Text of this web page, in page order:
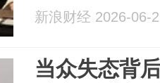
新浪财经 2026-06-
当众失态背